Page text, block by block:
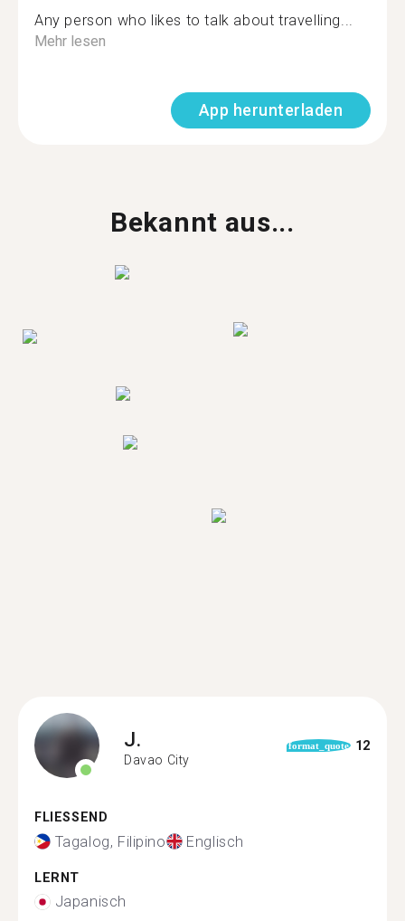
Any person who likes to talk about travelling...
Mehr lesen
App herunterladen
Bekannt aus...
J.
Davao City
format_quote 12
FLIESSEND
Tagalog, Filipino Englisch
LERNT
Japanisch